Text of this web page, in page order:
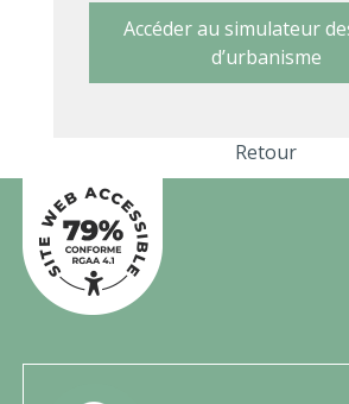
Accéder au simulateur
d’urbanisme
Retour